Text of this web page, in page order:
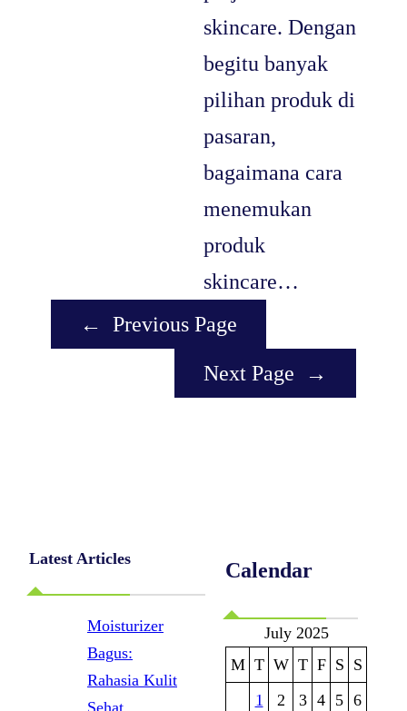
skincare. Dengan
begitu banyak
pilihan produk di
pasaran,
bagaimana cara
menemukan
produk
skincare…
←
Previous Page
Next Page →
Latest Articles
Moisturizer
Bagus:
Rahasia Kulit
Calendar
July 2025
M T W T F S S
1
2 3 4 5 6